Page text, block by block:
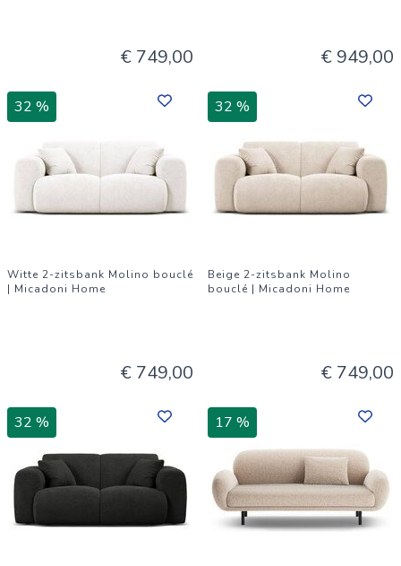
€ 749,00 € 949,00
32 %
Witte 2-zitsbank Molino bouclé
| Micadoni Home
€ 749,00
32 %
Beige 2-zitsbank Molino
bouclé | Micadoni Home
€ 749,00
32 % 17 %